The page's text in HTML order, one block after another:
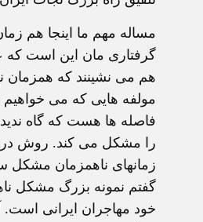
مساله مهم ما اینجا هم
گرفتاری مان این است که
هم می نشینند که همزمان
مولفه هایی که می خواهیم
فاصله ها هست که گاه
را مشکل می کند. روش
زمانهای ناهمزمان
گفتم نمونه بزرگ مشکل
خود مهاجران ایرانی است.